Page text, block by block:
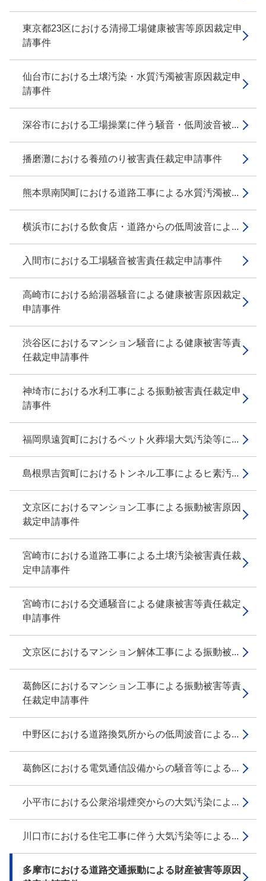
東京都23区における清掃工場健康被害等原因裁定申
請事件
仙台市における土壌汚染・水質汚濁被害原因裁定申
請事件
深谷市における工場操業に伴う騒音・低周波音被...
播磨灘における養殖のり被害責任裁定申請事件
熊本県南関町における道路工事による水質汚濁被...
横浜市における飲食店・道路からの低周波音によ...
入間市における工場騒音被害責任裁定申請事件
高崎市における給湯器騒音による健康被害原因裁定
申請事件
渋谷区におけるマンション騒音による健康被害等責
任裁定申請事件
神埼市における水利工事による振動被害責任裁定申
請事件
福岡県遠賀町におけるペット火葬場大気汚染等に...
島根県吉賀町におけるトンネル工事によるヒ素汚...
文京区におけるマンション工事による振動被害原因
裁定申請事件
宮崎市における道路工事による土壌汚染被害責任裁
定申請事件
宮崎市における交通騒音による健康被害等責任裁定
申請事件
文京区におけるマンション解体工事による振動被...
葛飾区におけるマンション工事による振動被害等責
任裁定申請事件
中野区における道路換気所からの低周波音による...
葛飾区における電気通信設備からの騒音等による...
小平市における公衆浴場煙突からの大気汚染によ...
川口市における住宅工事に伴う大気汚染等による...
多摩市における道路交通振動による財産被害等原因